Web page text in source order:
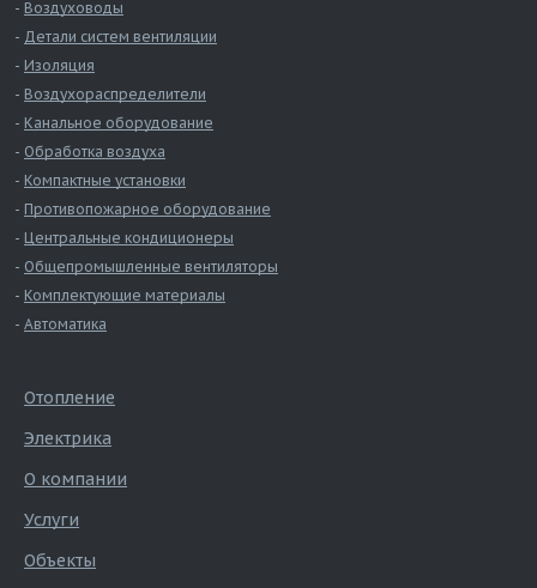
Воздуховоды
Детали систем вентиляции
Изоляция
Воздухораспределители
Канальное оборудование
Обработка воздуха
Компактные установки
Противопожарное оборудование
Центральные кондиционеры
Общепромышленные вентиляторы
Комплектующие материалы
Автоматика
Отопление
Электрика
О компании
Услуги
Объекты